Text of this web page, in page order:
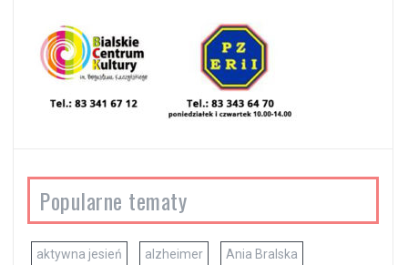
Popularne tematy
aktywna jesień alzheimer Ania Bralska